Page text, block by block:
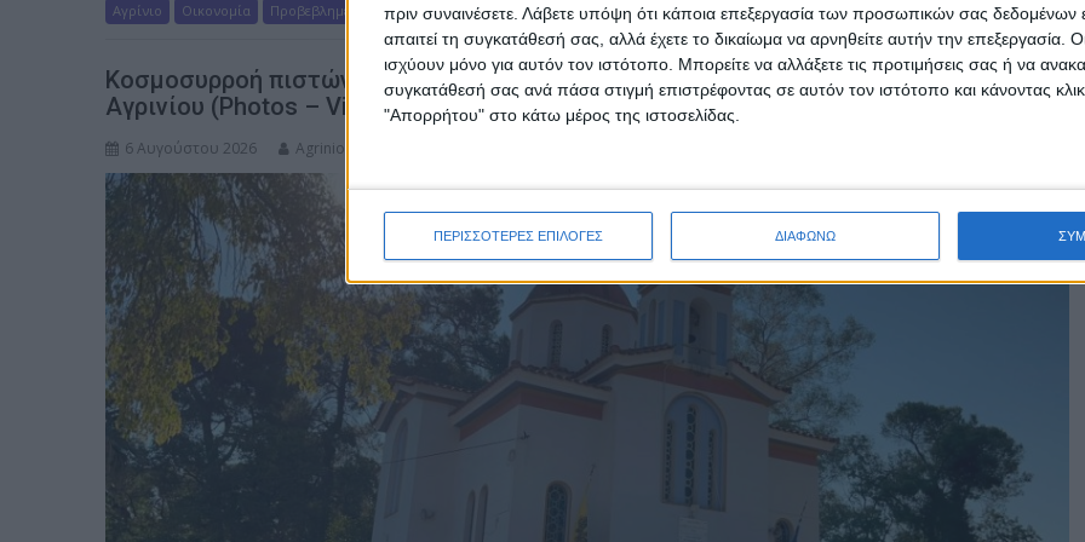
πριν συναινέσετε. Λάβετε υπόψη ότι κάποια επεξεργασία των προσωπικών σας δεδομένων
απαιτεί τη συγκατάθεσή σας, αλλά έχετε το δικαίωμα να αρνηθείτε αυτήν την επεξεργασία.
ισχύουν μόνο για αυτόν τον ιστότοπο. Μπορείτε να αλλάξετε τις προτιμήσεις σας ή να
συγκατάθεσή σας ανά πάσα στιγμή επιστρέφοντας σε αυτόν τον ιστότοπο και κάνοντας
"Απορρήτου" στο κάτω μέρος της ιστοσελίδας.
ΠΕΡΙΣΣΟΤΕΡΕΣ ΕΠΙΛΟΓΕΣ ΔΙΑΦΩΝΩ
Αγρίνιο Οικονομία Προβεβλημένα Ροή Ειδήσεων
Κοσμοσυρροή πιστών στο εκκλησάκι της Μεταμορφώσεως του Σωτήρος στο Πάρκο
Αγρινίου (Photos – Video)
6 Αυγούστου 2026 AgrinioDaily